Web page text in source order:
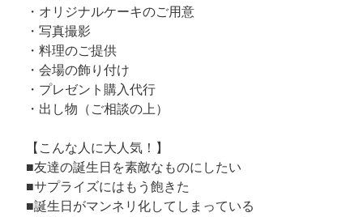
・オリジナルケーキのご用意
・写真撮影
・料理のご提供
・会場の飾り付け
・プレゼント購入代行
・出し物（ご相談の上）
【こんな人に大人気！】
■友達の誕生日を素敵なものにしたい
■サプライズにはもう飽きた
■誕生日がマンネリ化してしまっている